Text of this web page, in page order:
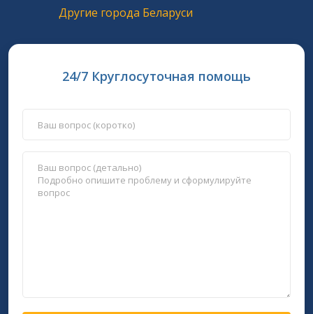
Другие города Беларуси
24/7 Круглосуточная помощь